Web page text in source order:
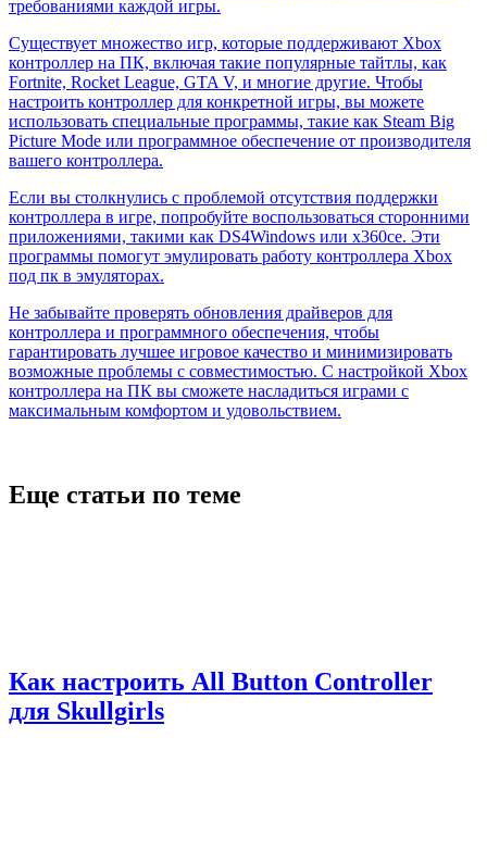
требованиями каждой игры.
Существует множество игр, которые поддерживают Xbox
контроллер на ПК, включая такие популярные тайтлы, как
Fortnite, Rocket League, GTA V, и многие другие. Чтобы
настроить контроллер для конкретной игры, вы можете
использовать специальные программы, такие как Steam Big
Picture Mode или программное обеспечение от производителя
вашего контроллера.
Если вы столкнулись с проблемой отсутствия поддержки
контроллера в игре, попробуйте воспользоваться сторонними
приложениями, такими как DS4Windows или x360ce. Эти
программы помогут эмулировать работу контроллера Xbox
под пк в эмуляторах.
Не забывайте проверять обновления драйверов для
контроллера и программного обеспечения, чтобы
гарантировать лучшее игровое качество и минимизировать
возможные проблемы с совместимостью. С настройкой Xbox
контроллера на ПК вы сможете насладиться играми с
максимальным комфортом и удовольствием.
Еще статьи по теме
Как настроить All Button Controller
для Skullgirls